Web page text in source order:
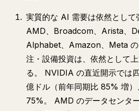
実質的な AI 需要は依然として
AMD、Broadcom、Arista、
Alphabet、Amazon、Meta
注・設備投資は、依然として
る。 NVIDIA の直近開示では
億ドル（前年同期比 85% 増）
75%。 AMD のデータセンタ